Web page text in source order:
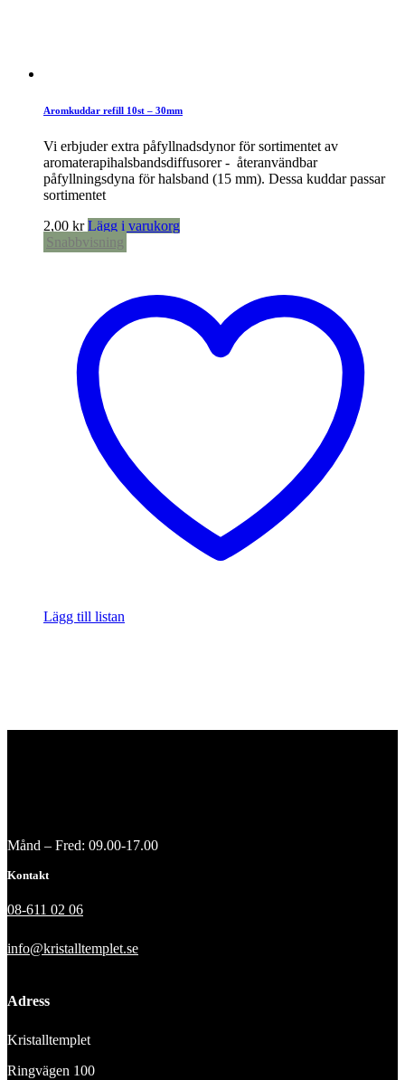
Aromkuddar refill 10st – 30mm
Vi erbjuder extra påfyllnadsdynor för sortimentet av
aromaterapihalsbandsdiffusorer - återanvändbar
påfyllningsdyna för halsband (15 mm). Dessa kuddar passar
sortimentet
2,00 kr Lägg i varukorg
Snabbvisning
Lägg till listan
Månd – Fred: 09.00-17.00
Kontakt
08-611 02 06
info@kristalltemplet.se
Adress
Kristalltemplet
Ringvägen 100